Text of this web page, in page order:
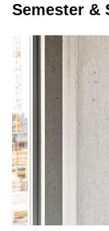
Semester &